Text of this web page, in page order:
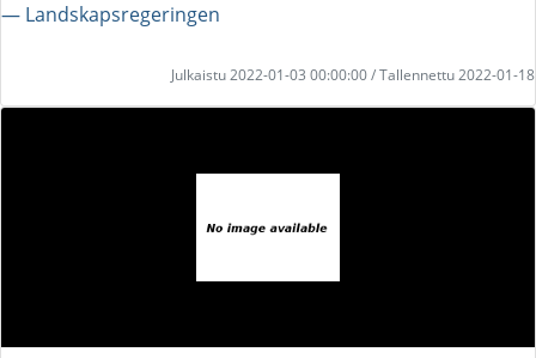
― Landskapsregeringen
Julkaistu 2022-01-03 00:00:00 / Tallennettu 2022-01-18